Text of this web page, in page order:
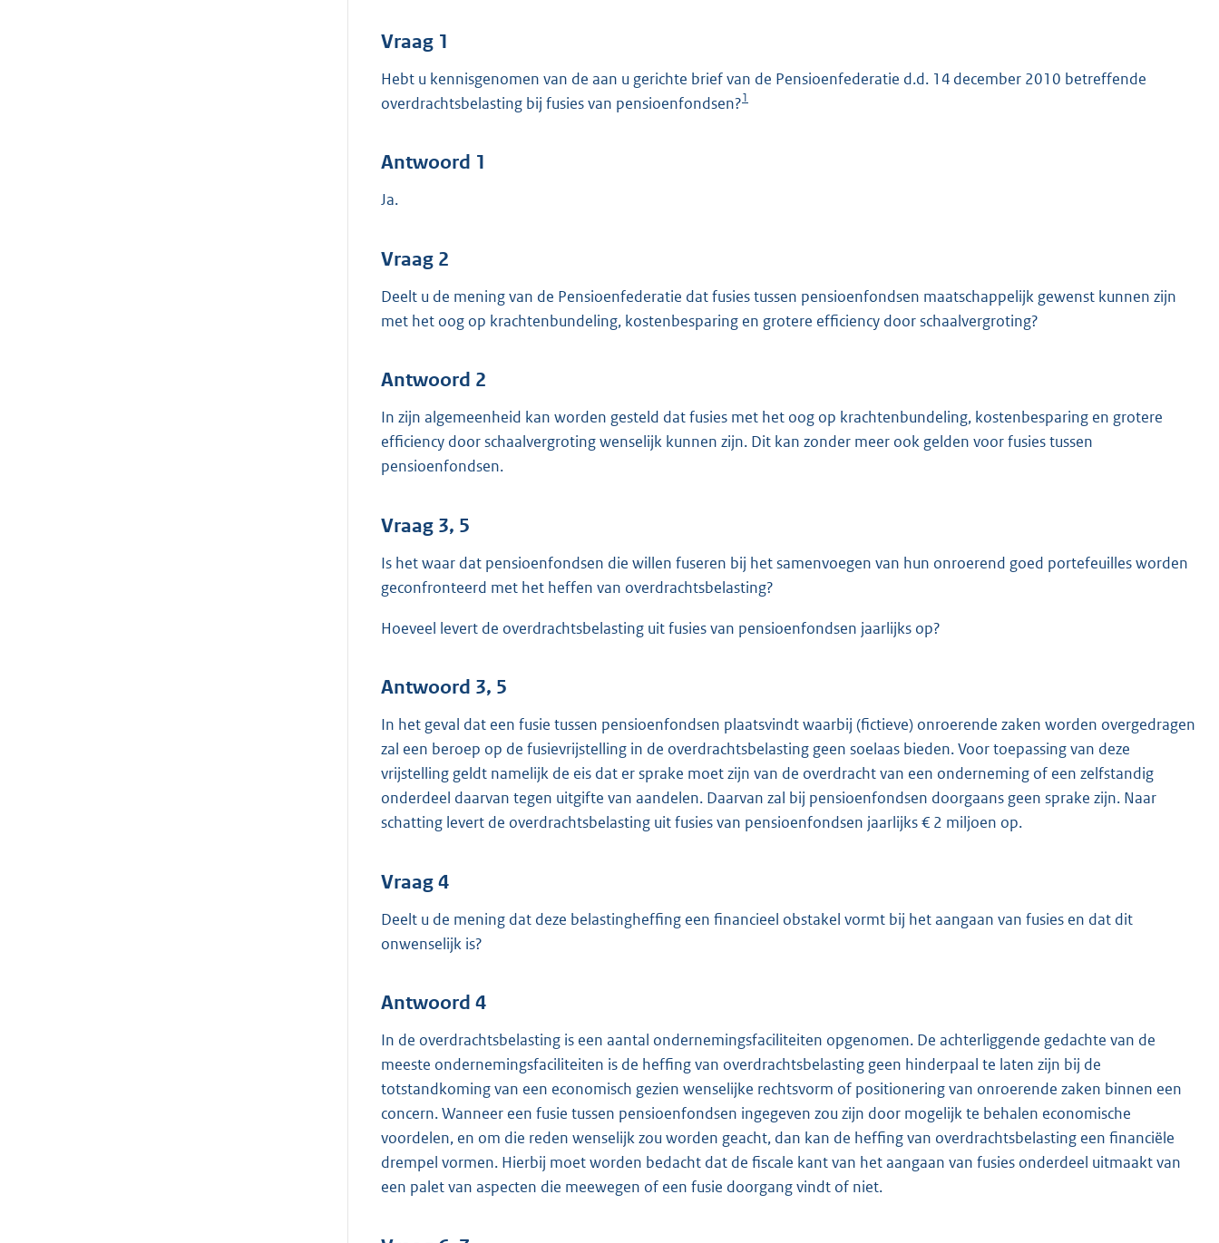
t
Vraag 1
Hebt u kennisgenomen van de aan u gerichte brief van de Pensioenfederatie d.d. 14 december 2010 betreffende
overdrachtsbelasting bij fusies van pensioenfondsen?1
Antwoord 1
Ja.
Vraag 2
Deelt u de mening van de Pensioenfederatie dat fusies tussen pensioenfondsen maatschappelijk gewenst kunnen zijn
met het oog op krachtenbundeling, kostenbesparing en grotere efficiency door schaalvergroting?
Antwoord 2
In zijn algemeenheid kan worden gesteld dat fusies met het oog op krachtenbundeling, kostenbesparing en grotere
efficiency door schaalvergroting wenselijk kunnen zijn. Dit kan zonder meer ook gelden voor fusies tussen
pensioenfondsen.
Vraag 3, 5
Is het waar dat pensioenfondsen die willen fuseren bij het samenvoegen van hun onroerend goed portefeuilles worden
geconfronteerd met het heffen van overdrachtsbelasting?
Hoeveel levert de overdrachtsbelasting uit fusies van pensioenfondsen jaarlijks op?
Antwoord 3, 5
In het geval dat een fusie tussen pensioenfondsen plaatsvindt waarbij (fictieve) onroerende zaken worden overgedragen
zal een beroep op de fusievrijstelling in de overdrachtsbelasting geen soelaas bieden. Voor toepassing van deze
vrijstelling geldt namelijk de eis dat er sprake moet zijn van de overdracht van een onderneming of een zelfstandig
onderdeel daarvan tegen uitgifte van aandelen. Daarvan zal bij pensioenfondsen doorgaans geen sprake zijn. Naar
schatting levert de overdrachtsbelasting uit fusies van pensioenfondsen jaarlijks € 2 miljoen op.
Vraag 4
Deelt u de mening dat deze belastingheffing een financieel obstakel vormt bij het aangaan van fusies en dat dit
onwenselijk is?
Antwoord 4
In de overdrachtsbelasting is een aantal ondernemingsfaciliteiten opgenomen. De achterliggende gedachte van de
meeste ondernemingsfaciliteiten is de heffing van overdrachtsbelasting geen hinderpaal te laten zijn bij de
totstandkoming van een economisch gezien wenselijke rechtsvorm of positionering van onroerende zaken binnen een
concern. Wanneer een fusie tussen pensioenfondsen ingegeven zou zijn door mogelijk te behalen economische
voordelen, en om die reden wenselijk zou worden geacht, dan kan de heffing van overdrachtsbelasting een financiële
drempel vormen. Hierbij moet worden bedacht dat de fiscale kant van het aangaan van fusies onderdeel uitmaakt van
een palet van aspecten die meewegen of een fusie doorgang vindt of niet.